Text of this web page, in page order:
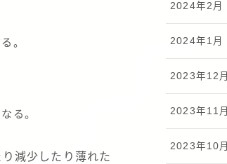
。
る。
減少したり薄れた
2024年2月
2024年1月
2023年12月
2023年11月
2023年10月